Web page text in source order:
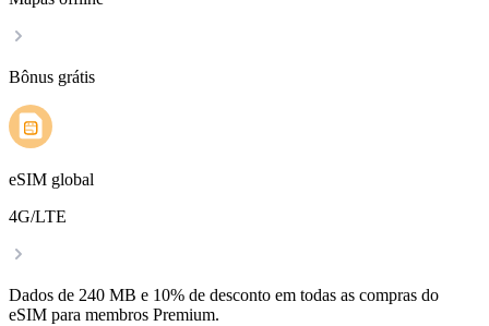
Bônus grátis
eSIM global
4G/LTE
Dados de 240 MB e 10% de desconto em todas as compras do
eSIM para membros Premium.